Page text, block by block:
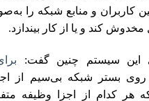
کاربران و منابع شبکه را
مخدوش کند و یا از کار بیندازد.
این سیستم چنین گفت:
روی بستر شبکه بی‌سیم از
هر کدام از اجزا وظیفه